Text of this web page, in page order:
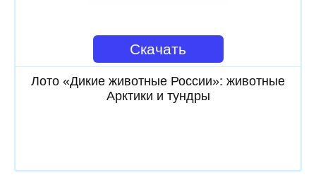
Скачать
Лото «Дикие животные России»: животные
Арктики и тундры